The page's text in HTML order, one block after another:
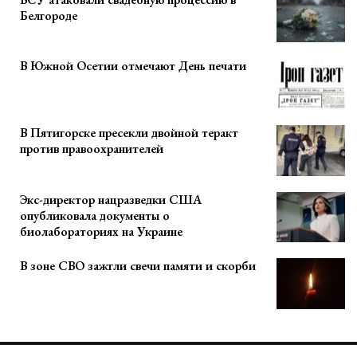
Белгороде
В Южной Осетии отмечают День печати
В Пятигорске пресекли двойной теракт
против правоохранителей
Экс-директор нацразведки США
опубликовала документы о
биолабораториях на Украине
В зоне СВО зажгли свечи памяти и скорби